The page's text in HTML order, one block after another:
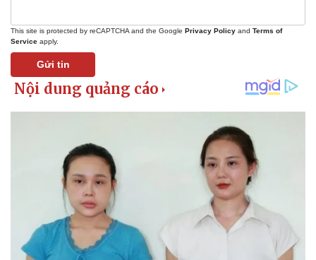
This site is protected by reCAPTCHA and the Google Privacy Policy and Terms of
Service apply.
Gửi tin